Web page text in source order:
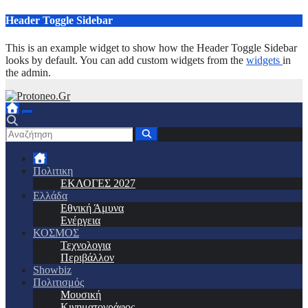
Μετάβαση
περιεχόμενο
Header Toggle Sidebar
This is an example widget to show how the Header Toggle Sidebar
looks by default. You can add custom widgets from the widgets in
the admin.
Πολιτικη
ΕΚΛΟΓΕΣ 2027
Ελλάδα
Εθνική Άμυνα
Ενέργεια
ΚΟΣΜΟΣ
Τεχνολογια
Περιβάλλον
Showbiz
Πολιτισμός
Μουσική